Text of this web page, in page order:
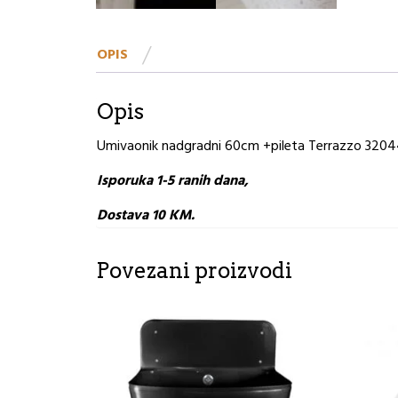
OPIS
Opis
Umivaonik nadgradni 60cm +pileta Terrazzo
Isporuka 1-5 ranih dana,
Dostava 10 KM.
Povezani proizvodi